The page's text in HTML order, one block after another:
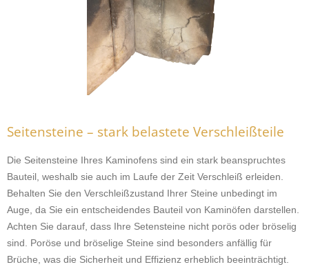
Seitensteine – stark belastete Verschleißteile
Die Seitensteine Ihres Kaminofens sind ein stark beanspruchtes
Bauteil, weshalb sie auch im Laufe der Zeit Verschleiß erleiden.
Behalten Sie den Verschleißzustand Ihrer Steine unbedingt im
Auge, da Sie ein entscheidendes Bauteil von Kaminöfen darstellen.
Achten Sie darauf, dass Ihre Setensteine nicht porös oder bröselig
sind. Poröse und bröselige Steine sind besonders anfällig für
Brüche, was die Sicherheit und Effizienz erheblich beeinträchtigt.